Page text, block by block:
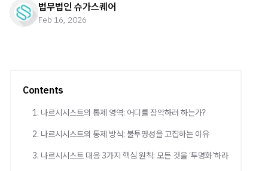
법무법인 슈가스퀘어
Feb 16, 2026
Contents
1. 나르시시스트의 통제 영역: 어디를 장악하려 하는가?
2. 나르시시스트의 통제 방식: 불투명성을 고집하는 이유
3. 나르시시스트 대응 3가지 핵심 원칙: 모든 것을 ‘투명화’하라